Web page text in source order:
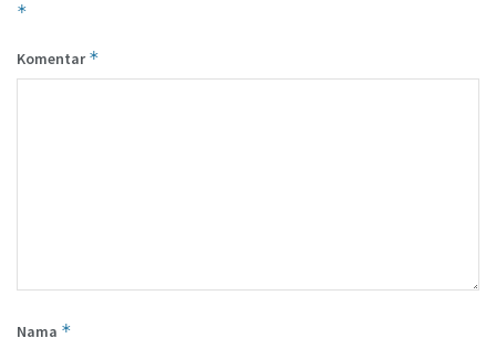
*
Komentar*
Nama *